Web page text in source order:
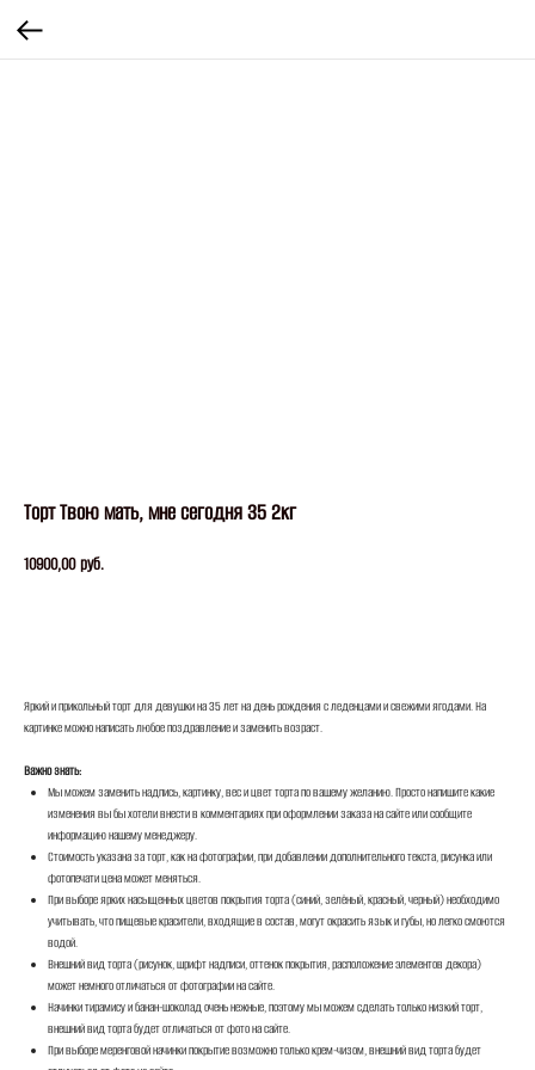
Торт Твою мать, мне сегодня 35 2кг
10900,00 руб.
Яркий и прикольный торт для девушки на 35 лет на день рождения с леденцами и свежими ягодами. На
картинке можно написать любое поздравление и заменить возраст.
Важно знать:
Мы можем заменить надпись, картинку, вес и цвет торта по вашему желанию. Просто напишите какие
изменения вы бы хотели внести в комментариях при оформлении заказа на сайте или сообщите
информацию нашему менеджеру.
Стоимость указана за торт, как на фотографии, при добавлении дополнительного текста, рисунка или
фотопечати цена может меняться.
При выборе ярких насыщенных цветов покрытия торта (синий, зелёный, красный, черный) необходимо
учитывать, что пищевые красители, входящие в состав, могут окрасить язык и губы, но легко смоются
водой.
Внешний вид торта (рисунок, шрифт надписи, оттенок покрытия, расположение элементов декора)
может немного отличаться от фотографии на сайте.
Начинки тирамису и банан-шоколад очень нежные, поэтому мы можем сделать только низкий торт,
внешний вид торта будет отличаться от фото на сайте.
При выборе меренговой начинки покрытие возможно только крем-чизом, внешний вид торта будет